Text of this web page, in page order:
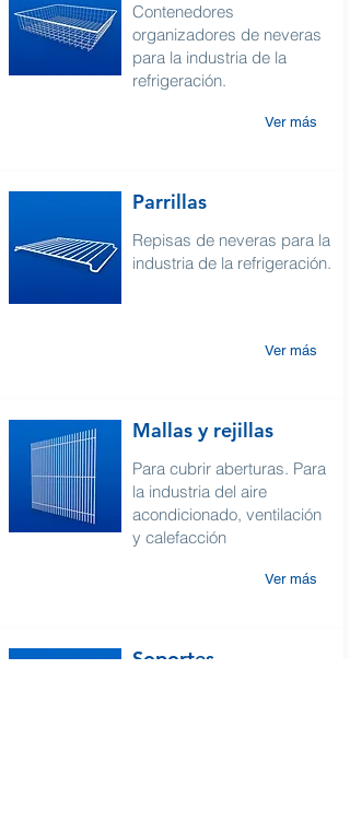
Contenedores
organizadores de neveras
para la industria de la
refrigeración.
Ver más
Parrillas
Repisas de neveras para la
industria de la refrigeración.
Ver más
Mallas y rejillas
Para cubrir aberturas. Para
la industria del aire
acondicionado, ventilación
y calefacción
Ver más
Soportes